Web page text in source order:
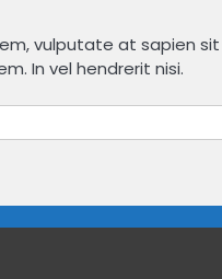
vulputate at sapien
In vel hendrerit nisi.